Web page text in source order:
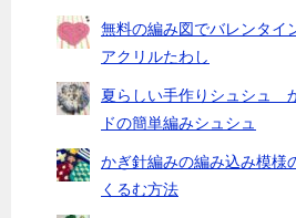
無料の編み図でバレンタイ
アクリルたわし
夏らしい手作りシュシュ
ドの簡単編みシュシュ
かぎ針編みの編み込み模
くるむ方法